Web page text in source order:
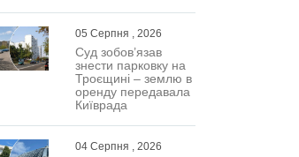
05 Серпня , 2026
Суд зобов’язав
знести парковку на
Троєщині – землю в
оренду передавала
Київрада
04 Серпня , 2026